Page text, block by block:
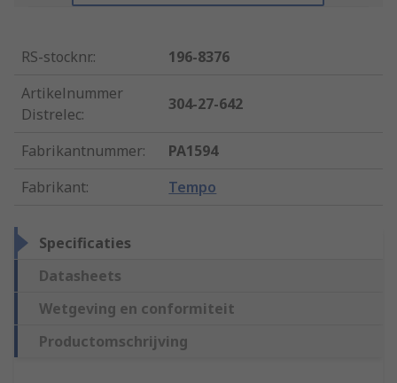
RS-stocknr.:
196-8376
Artikelnummer
Distrelec:
304-27-642
Fabrikantnummer:
PA1594
Fabrikant: Tempo
Specificaties
Datasheets
Wetgeving en conformiteit
Productomschrijving